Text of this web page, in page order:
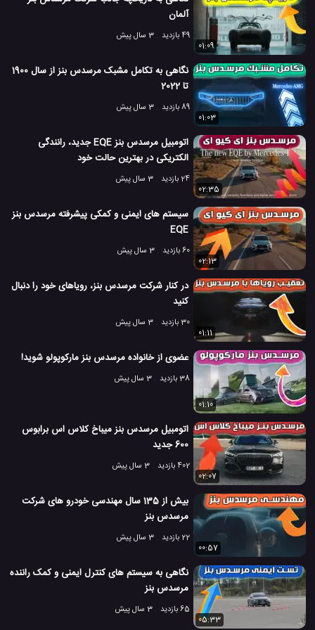
آلمان
49 بازدید
3 سال پیش
01:09
نگاهی به تکامل مشبک مرسدس بنز از سال 1900
تا 2022
89 بازدید
3 سال پیش
01:03
اتومبیل مرسدس بنز EQE جدید، رانندگی
الکتریکی در بهترین حالت خود
24 بازدید
3 سال پیش
02:35
سیستم های ایمنی و کمکی پیشرفته مرسدس بنز
EQE
60 بازدید
3 سال پیش
02:13
در کنار شرکت مرسدس بنز، رویاهای خود را دنبال
کنید
30 بازدید
3 سال پیش
01:11
عضوی از خانواده مرسدس بنز مارکوپولو شوید!
38 بازدید 3 سال پیش
01:10
اتومبیل مرسدس بنز میباخ کلاس اس برابوس
600 جدید
402 بازدید
3 سال پیش
02:07
بیش از 135 سال مهندسی خودرو های شرکت
مرسدس بنز
22 بازدید
3 سال پیش
00:57
نگاهی به سیستم های کنترل ایمنی و کمک راننده
مرسدس بنز
65 بازدید
3 سال پیش
05:33